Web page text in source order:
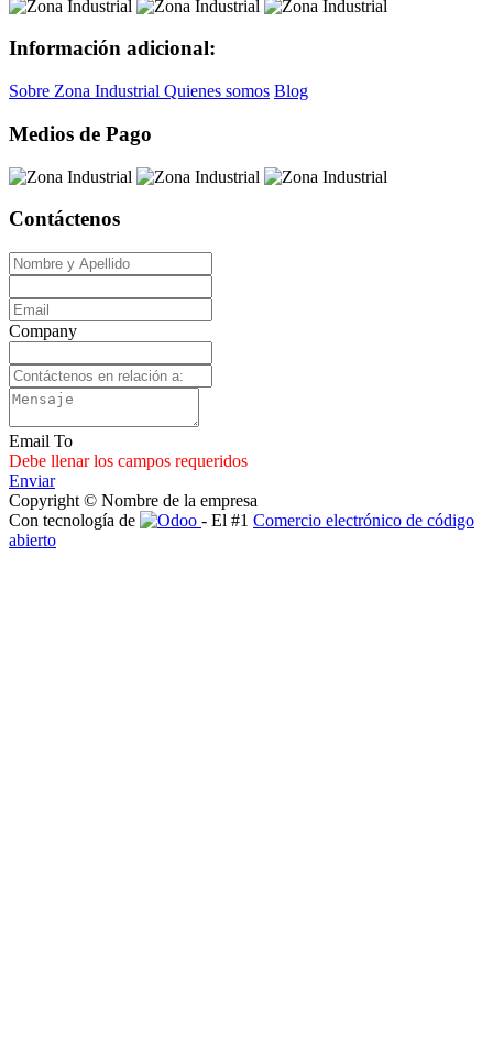
Información adicional:
Sobre Zona Industrial Quienes somos Blog
Medios de Pago
Contáctenos
Company
Email To
Debe llenar los campos requeridos
Enviar
Copyright © Nombre de la empresa
Con tecnología de
- El #1 Comercio electrónico de código
abierto